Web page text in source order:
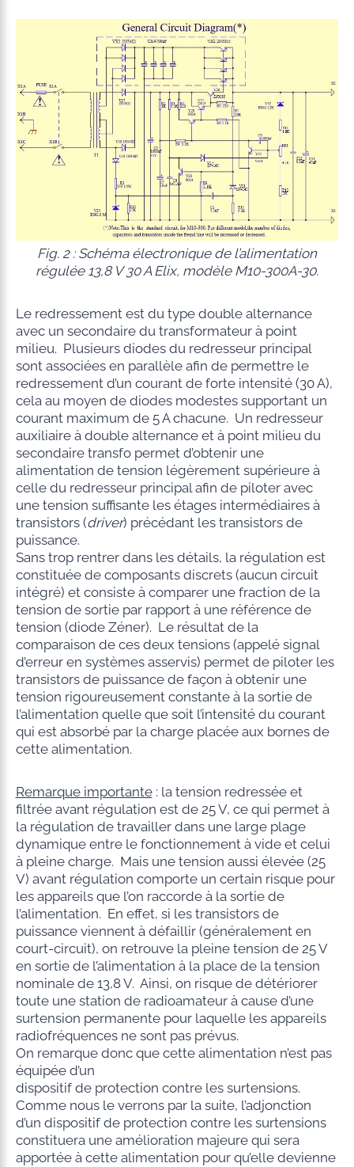
Fig. 2 : Schéma électronique de l’alimentation
régulée 13,8 V 30 A Elix, modèle M10-300A-30.
Le redressement est du type double alternance
avec un secondaire du transformateur à point
milieu. Plusieurs diodes du redresseur principal
sont associées en parallèle afin de permettre le
redressement d’un courant de forte intensité (30 A),
cela au moyen de diodes modestes supportant un
courant maximum de 5 A chacune. Un redresseur
auxiliaire à double alternance et à point milieu du
secondaire transfo permet d’obtenir une
alimentation de tension légèrement supérieure à
celle du redresseur principal afin de piloter avec
une tension suffisante les étages intermédiaires à
transistors (driver) précédant les transistors de
puissance.
Sans trop rentrer dans les détails, la régulation est
constituée de composants discrets (aucun circuit
intégré) et consiste à comparer une fraction de la
tension de sortie par rapport à une référence de
tension (diode Zéner). Le résultat de la
comparaison de ces deux tensions (appelé signal
d’erreur en systèmes asservis) permet de piloter les
transistors de puissance de façon à obtenir une
tension rigoureusement constante à la sortie de
l’alimentation quelle que soit l’intensité du courant
qui est absorbé par la charge placée aux bornes de
cette alimentation.
Remarque importante: la tension redressée et
filtrée avant régulation est de 25 V, ce qui permet à
la régulation de travailler dans une large plage
dynamique entre le fonctionnement à vide et celui
à pleine charge. Mais une tension aussi élevée (25
V) avant régulation comporte un certain risque pour
les appareils que l’on raccorde à la sortie de
l’alimentation. En effet, si les transistors de
puissance viennent à défaillir (généralement en
court-circuit), on retrouve la pleine tension de 25 V
en sortie de l’alimentation à la place de la tension
nominale de 13,8 V. Ainsi, on risque de détériorer
toute une station de radioamateur à cause d’une
surtension permanente pour laquelle les appareils
radiofréquences ne sont pas prévus.
On remarque donc que cette alimentation n’est pas
équipée d’un
dispositif de protection contre les surtensions.
Comme nous le verrons par la suite, l’adjonction
d’un dispositif de protection contre les surtensions
constituera une amélioration majeure qui sera
apportée à cette alimentation pour qu’elle devienne